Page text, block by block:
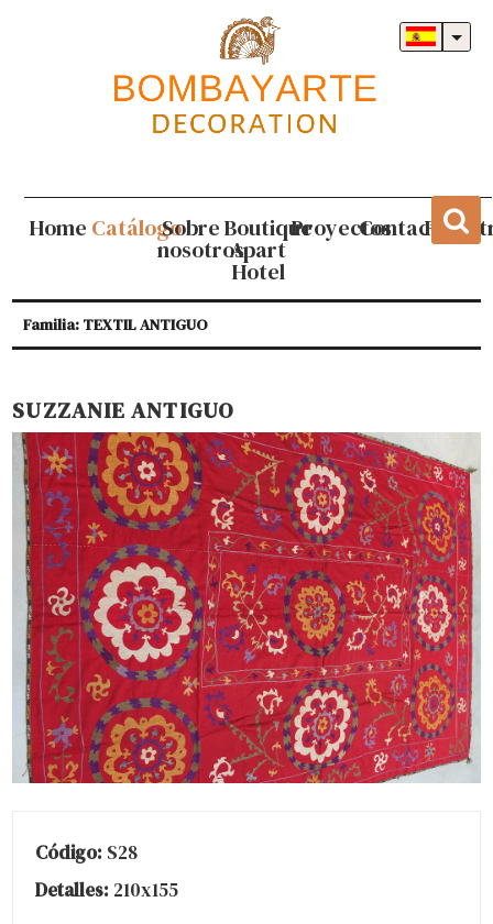
Home CatálogoSobre
nosotros
Boutique
Apart
Hotel
ProyectosContacto
Familia: TEXTIL ANTIGUO
SUZZANIE ANTIGUO
Código: S28
Detalles: 210x155